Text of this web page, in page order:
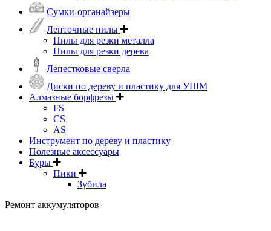
Сумки-органайзеры
Ленточные пилы
Пилы для резки металла
Пилы для резки дерева
Лепестковые сверла
Диски по дереву и пластику для УШМ
Алмазные борфрезы
FS
CS
AS
Инструмент по дереву и пластику
Полезные аксессуары
Буры
Пики
Зубила
Ремонт аккумуляторов